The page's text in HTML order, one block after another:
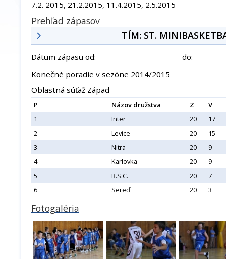
7.2. 2015, 21.2.2015, 11.4.2015, 2.5.2015
Prehľad zápasov
TÍM: ST.
Dátum zápasu od:
do:
Konečné poradie v sezóne 2014/2015
Oblastná súťaž Západ
P Názov družstva Z
V
1
Inter 20
17
2
Levice 20
15
3
Nitra 20
9
4
Karlovka 20
9
5
B.S.C. 20
7
6
Sereď 20 3
Fotogaléria